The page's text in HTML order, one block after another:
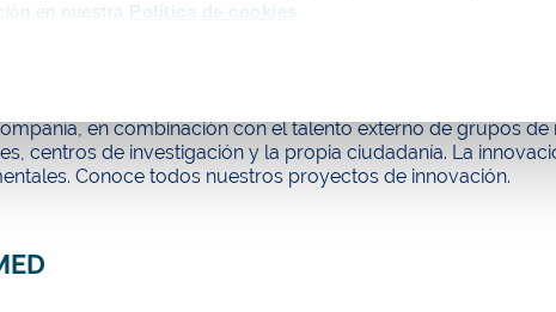
en nuestra Política de cookies
de financiación pública
en combinación con el talento externo de grupos de
centros de investigación y la propia ciudadanía. La
Conoce todos nuestros proyectos de innovación.